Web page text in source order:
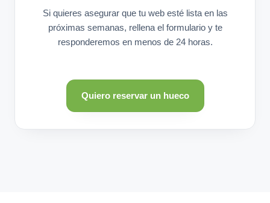
Si quieres asegurar que tu web esté lista en las
próximas semanas, rellena el formulario y te
responderemos en menos de 24 horas.
Quiero reservar un hueco